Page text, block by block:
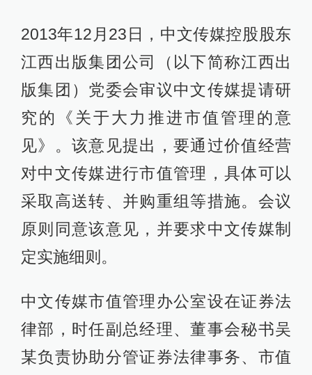
2013年12月23日，中文传媒控股股东
江西出版集团公司（以下简称江西出
版集团）党委会审议中文传媒提请研
究的《关于大力推进市值管理的意
见》。该意见提出，要通过价值经营
对中文传媒进行市值管理，具体可以
采取高送转、并购重组等措施。会议
原则同意该意见，并要求中文传媒制
定实施细则。
中文传媒市值管理办公室设在证券法
律部，时任副总经理、董事会秘书吴
某负责协助分管证券法律事务、市值